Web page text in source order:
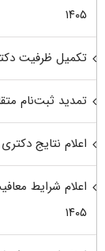
۱۴۰۵
تکمیل ظرفیت
تمدید ثبت‌نام
اعلام نتایج
اعلام شرایط
۱۴۰۵